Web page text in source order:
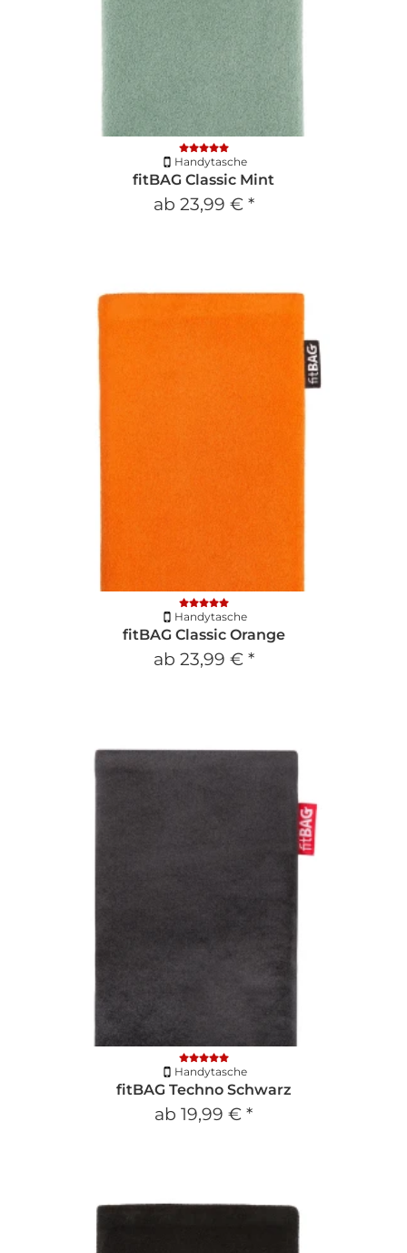
Handytasche
fitBAG Classic Mint
ab 23,99 € *
Handytasche
fitBAG Classic Orange
ab 23,99 € *
Handytasche
fitBAG Techno Schwarz
ab 19,99 € *